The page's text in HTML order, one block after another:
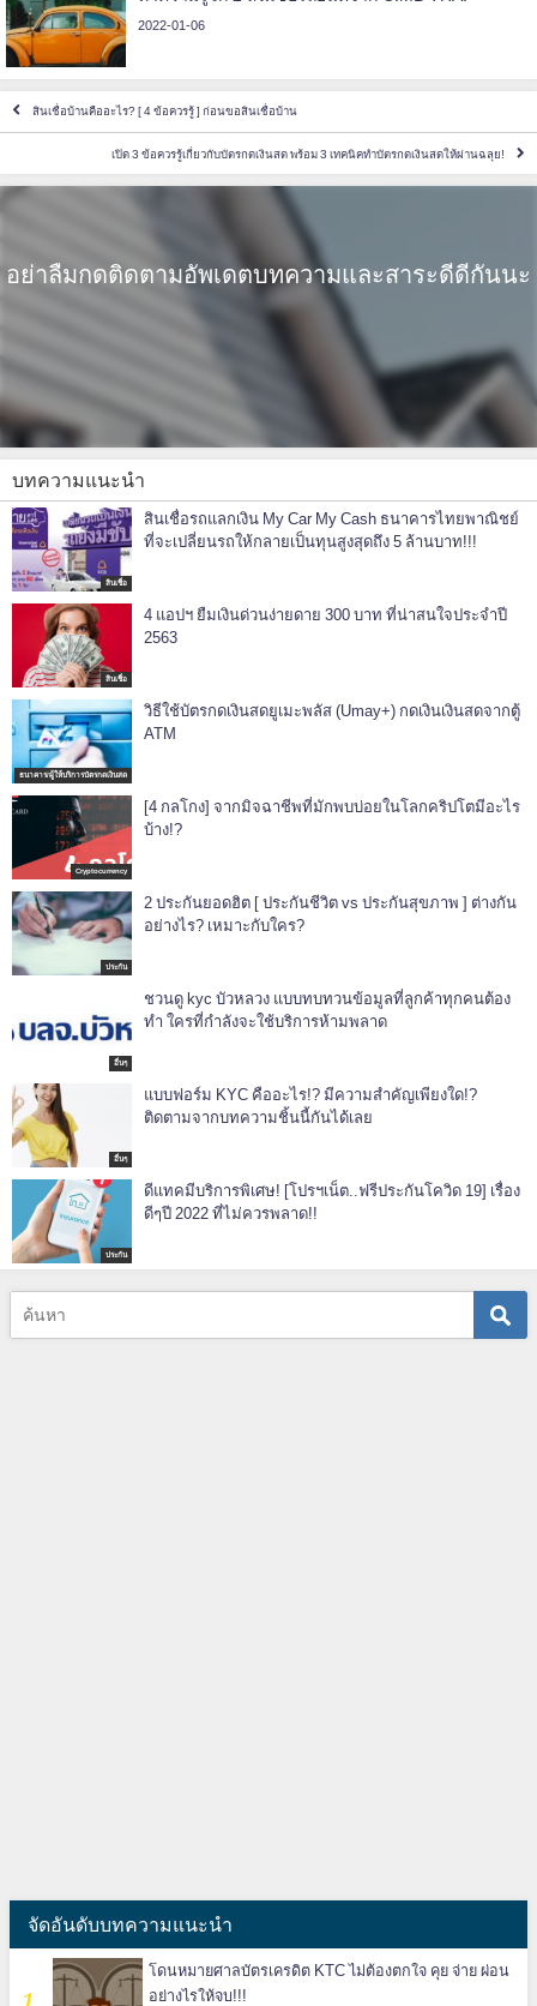
2022-01-06
สินเชื่อบ้านคืออะไร? [ 4 ข้อควรรู้ ] ก่อนขอสินเชื่อบ้าน
เปิด 3 ข้อควรรู้เกี่ยวกับบัตรกดเงินสด พร้อม 3 เทคนิคทำบัตรกดเงินสดให้ผ่านฉลุย!
อย่าลืมกดติดตามอัพเดตบทความและสาระดีดีกันนะ
บทความแนะนำ
สินเชื่อ
สินเชื่อรถแลกเงิน My Car My Cash ธนาคารไทยพาณิชย์
ที่จะเปลี่ยนรถให้กลายเป็นทุนสูงสุดถึง 5 ล้านบาท!!!
สินเชื่อ
4 แอปฯ ยืมเงินด่วนง่ายดาย 300 บาท ที่น่าสนใจประจำปี
2563
ธนาคาร/ผู้ให้บริการบัตรกดเงินสด
วิธีใช้บัตรกดเงินสดยูเมะพลัส (Umay+) กดเงินเงินสดจากตู้
ATM
Cryptocurrency
[4 กลโกง] จากมิจฉาชีพที่มักพบบ่อยในโลกคริปโตมีอะไร
บ้าง!?
ประกัน
2 ประกันยอดฮิต [ ประกันชีวิต vs ประกันสุขภาพ ] ต่างกัน
อย่างไร? เหมาะกับใคร?
อื่นๆ
ชวนดู kyc บัวหลวง แบบทบทวนข้อมูลที่ลูกค้าทุกคนต้อง
ทำ ใครที่กำลังจะใช้บริการห้ามพลาด
อื่นๆ
แบบฟอร์ม KYC คืออะไร!? มีความสำคัญเพียงใด!?
ติดตามจากบทความชิ้นนี้กันได้เลย
ประกัน
ดีแทคมีบริการพิเศษ! [โปรฯเน็ต..ฟรีประกันโควิด 19] เรื่อง
ดีๆปี 2022 ที่ไม่ควรพลาด!!
จัดอันดับบทความแนะนำ
โดนหมายศาลบัตรเครดิต KTC ไม่ต้องตกใจ คุย จ่าย ผ่อน
อย่างไรให้จบ!!!